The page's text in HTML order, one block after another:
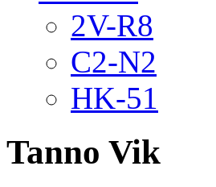
2V-R8
C2-N2
HK-51
Tanno Vik